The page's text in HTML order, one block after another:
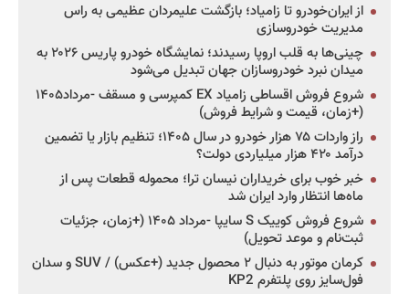
از ایران‌خودرو تا زامیاد؛ بازگشت علیمردان عظیمی به راس
مدیریت خودروسازی
چینی‌ها به قلب اروپا رسیدند؛ نمایشگاه خودرو پاریس ۲۰۲۶ به
میدان نبرد خودروسازان جهان تبدیل می‌شود
شروع فروش اقساطی زامیاد EX کمپرسی و مسقف -مرداد۱۴۰۵
(+زمان، قیمت و شرایط فروش)
راز واردات ۷۵ هزار خودرو در سال ۱۴۰۵؛ تنظیم بازار یا تضمین
درآمد ۴۲۰ هزار میلیاردی دولت؟
خبر خوب برای خریداران نیسان ترا؛ محموله قطعات پس از
ماه‌ها انتظار وارد ایران شد
شروع فروش کوییک S سایپا -مرداد ۱۴۰۵ (+زمان، جزئیات
ثبت‌نام و موعد تحویل)
کرمان موتور به دنبال ۲ محصول جدید (+عکس) / SUV و سدان
فول‌سایز روی پلتفرم KP2